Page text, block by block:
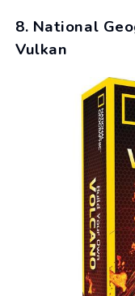
8. National
Vulkan